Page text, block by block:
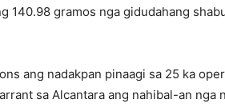
140.98 gramos nga gidudahang
ang nadakpan pinaagi sa 25 ka
sa Alcantara ang nahibal-an nga